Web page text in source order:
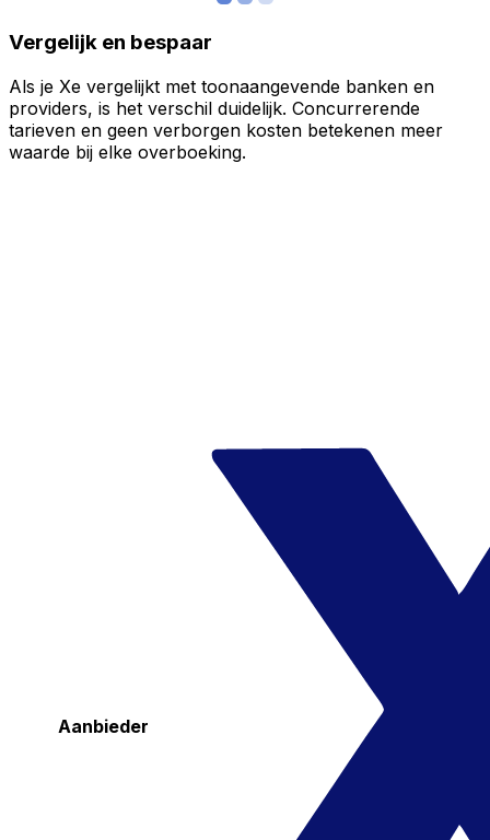
Vergelijk en bespaar
Als je Xe vergelijkt met toonaangevende banken en
providers, is het verschil duidelijk. Concurrerende
tarieven en geen verborgen kosten betekenen meer
waarde bij elke overboeking.
Aanbieder